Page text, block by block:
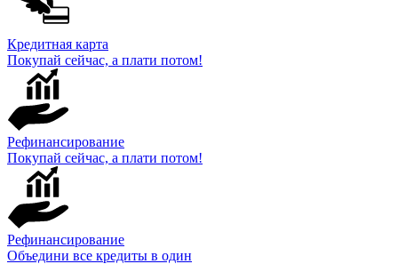
Кредитная карта
Покупай сейчас, а плати потом!
Рефинансирование
Покупай сейчас, а плати потом!
Рефинансирование
Объедини все кредиты в один